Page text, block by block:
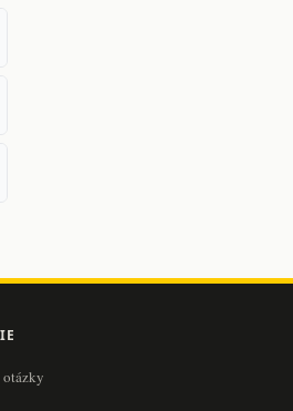
otázky